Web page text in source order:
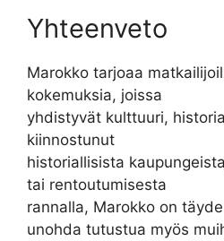
Yhteenveto
Marokko tarjoaa
kokemuksia, joissa
yhdistyvät kulttuuri,
kiinnostunut
historiallisista
tai rentoutumisesta
rannalla, Marokko on
unohda tutustua myös